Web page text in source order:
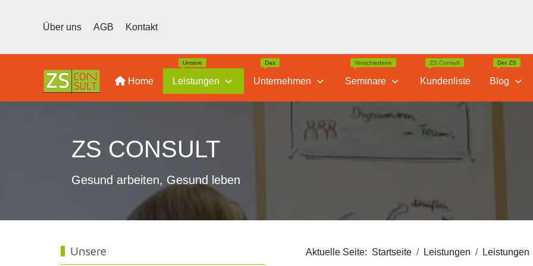
Über uns AGB Kontakt
Home Leistungen
Unsere
Unternehmen
Das
Seminare
Verschiedene
Kundenliste
ZS Consult
Blog
Der ZS
ZS CONSULT
Gesund arbeiten, Gesund leben
Unsere Aktuelle Seite: Startseite Leistungen Leistungen